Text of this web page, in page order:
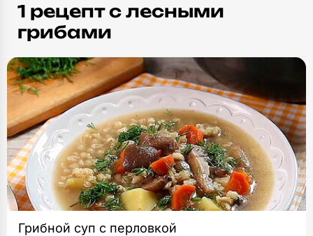
1 рецепт c лесными
грибами
Грибной суп с перловкой